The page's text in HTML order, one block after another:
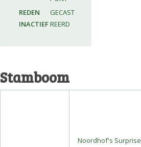
REDEN
INACTIEF
GECAST
REERD
Stamboom
Noordhof's Surprise